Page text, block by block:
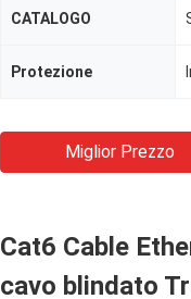
CATALOGO
Protezione
Miglior Prezzo
Cat6 Cable
cavo blindato